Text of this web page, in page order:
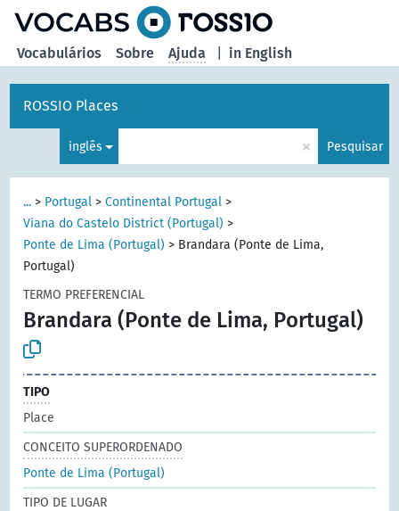
in English
Vocabulários Sobre Ajuda
ROSSIO Places
inglês × Pesquisar
... > Portugal >Continental Portugal >
Viana do Castelo District (Portugal) >
Ponte de Lima (Portugal) > Brandara (Ponte de Lima,
Portugal)
TERMO PREFERENCIAL
Brandara (Ponte de Lima, Portugal)
TIPO
Place
CONCEITO SUPERORDENADO
Ponte de Lima (Portugal)
TIPO DE LUGAR